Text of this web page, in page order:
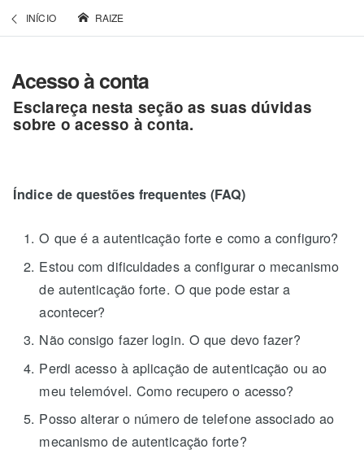
INÍCIO RAIZE
Acesso à conta
Esclareça nesta seção as suas dúvidas
sobre o acesso à conta.
Índice de questões frequentes (FAQ)
O que é a autenticação forte e como a configuro?
Estou com dificuldades a configurar o mecanismo
de autenticação forte. O que pode estar a
acontecer?
Não consigo fazer login. O que devo fazer?
Perdi acesso à aplicação de autenticação ou ao
meu telemóvel. Como recupero o acesso?
Posso alterar o número de telefone associado ao
mecanismo de autenticação forte?